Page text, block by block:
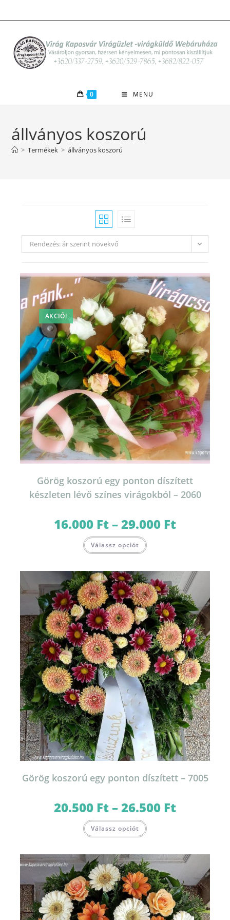
to
0 MENU
állványos koszorú
> Termékek > állványos koszorú
Rendezés: ár szerint növekvő
AKCIÓ!
Görög koszorú egy ponton díszített
készleten lévő színes virágokból – 2060
16.000 Ft–29.000 Ft16.000 Ft
Válassz opciót a
van.
A
változatok
a
termékoldalon
választhatók
ki
Görög koszorú egy ponton díszített – 7005
20.500 Ft–26.500 Ft20.500 Ft
Válassz opciót a
van.
A
változatok
a
termékoldalon
választhatók
ki